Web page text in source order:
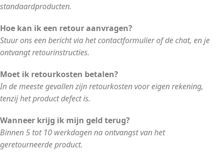
standaardproducten.
Hoe kan ik een retour aanvragen?
Stuur ons een bericht via het contactformulier of de chat, en je
ontvangt retourinstructies.
Moet ik retourkosten betalen?
In de meeste gevallen zijn retourkosten voor eigen rekening,
tenzij het product defect is.
Wanneer krijg ik mijn geld terug?
Binnen 5 tot 10 werkdagen na ontvangst van het
geretourneerde product.